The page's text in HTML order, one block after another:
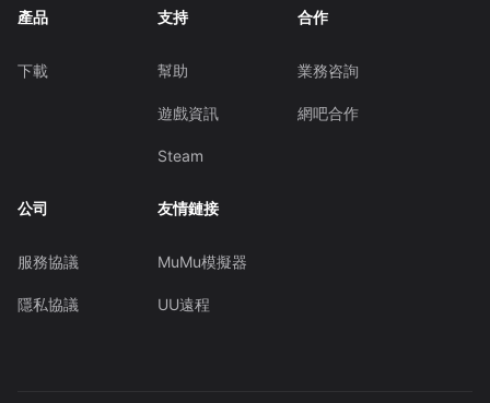
產品
下載
支持
幫助
遊戲資訊
Steam
合作
業務咨詢
網吧合作
公司
服務協議
隱私協議
友情鏈接
MuMu模擬器
UU遠程